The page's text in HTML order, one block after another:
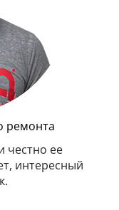
ремонта
честно ее
интересный